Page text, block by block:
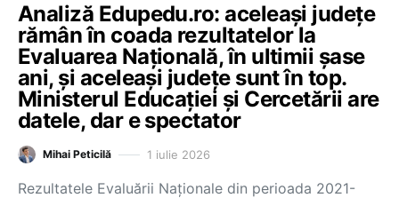
Analiză Edupedu.ro: aceleași județe
rămân în coada rezultatelor la
Evaluarea Națională, în ultimii șase
ani, și aceleași județe sunt în top.
Ministerul Educației și Cercetării are
datele, dar e spectator
Mihai Peticilă 1 iulie 2026
Rezultatele Evaluării Naționale din perioada 2021-